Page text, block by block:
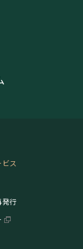
ス
発行